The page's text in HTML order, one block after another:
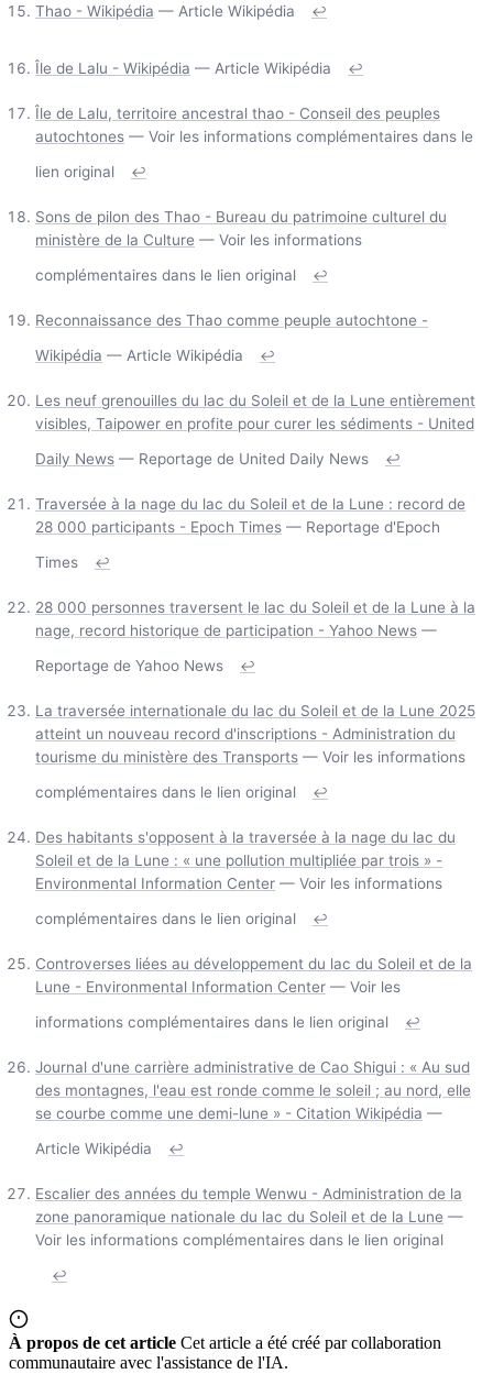
Thao - Wikipédia — Article Wikipédia ↩
Île de Lalu - Wikipédia — Article Wikipédia ↩
Île de Lalu, territoire ancestral thao - Conseil des peuples
autochtones — Voir les informations complémentaires dans le
lien original
↩
Sons de pilon des Thao - Bureau du patrimoine culturel du
ministère de la Culture — Voir les informations
complémentaires dans le lien original
↩
Reconnaissance des Thao comme peuple autochtone -
Wikipédia — Article Wikipédia ↩
Les neuf grenouilles du lac du Soleil et de la Lune entièrement
visibles, Taipower en profite pour curer les sédiments - United
Daily News — Reportage de United Daily News ↩
Traversée à la nage du lac du Soleil et de la Lune : record de
28 000 participants - Epoch Times — Reportage d'Epoch
Times
↩
28 000 personnes traversent le lac du Soleil et de la Lune à la
nage, record historique de participation - Yahoo News —
Reportage de Yahoo News
↩
La traversée internationale du lac du Soleil et de la Lune 2025
atteint un nouveau record d'inscriptions - Administration du
tourisme du ministère des Transports — Voir les informations
complémentaires dans le lien original
↩
Des habitants s'opposent à la traversée à la nage du lac du
Soleil et de la Lune : « une pollution multipliée par trois » -
Environmental Information Center — Voir les informations
complémentaires dans le lien original
↩
Controverses liées au développement du lac du Soleil et de la
Lune - Environmental Information Center — Voir les
informations complémentaires dans le lien original
↩
Journal d'une carrière administrative de Cao Shigui : « Au sud
des montagnes, l'eau est ronde comme le soleil ; au nord, elle
se courbe comme une demi-lune » - Citation Wikipédia —
Article Wikipédia
↩
Escalier des années du temple Wenwu - Administration de la
zone panoramique nationale du lac du Soleil et de la Lune —
Voir les informations complémentaires dans le lien original
↩
À propos de cet article Cet article a été créé par collaboration
communautaire avec l'assistance de l'IA.